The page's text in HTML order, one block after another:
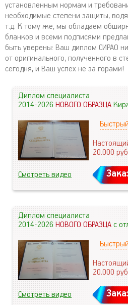
установленным нормам и
необходимые степени защиты,
т.д. К тому же, мы обладаем
бланков и всеми подписями
быть уверены: Ваш диплом СИРАО
от оригинального, полученного в
сегодня, и Ваш успех не за горами!
Диплом специалиста
2014-2026НОВОГО ОБРАЗЦА
20.000
Смотреть видео
Диплом специалиста
2014-2026НОВОГО ОБРАЗЦАс
20.000
Смотреть видео